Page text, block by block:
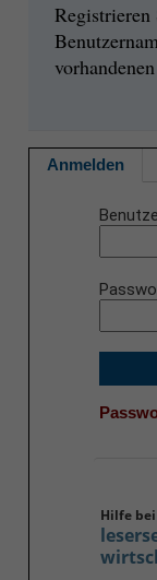
Registrieren
Anmelden
Hilfe